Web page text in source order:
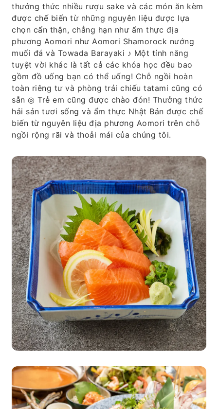
thưởng thức nhiều rượu sake và các món ăn kèm
được chế biến từ những nguyên liệu được lựa
chọn cẩn thận, chẳng hạn như ẩm thực địa
phương Aomori như Aomori Shamorock nướng
muối đá và Towada Barayaki ♪ Một tính năng
tuyệt vời khác là tất cả các khóa học đều bao
gồm đồ uống bạn có thể uống! Chỗ ngồi hoàn
toàn riêng tư và phòng trải chiếu tatami cũng có
sẵn ◎ Trẻ em cũng được chào đón! Thưởng thức
hải sản tươi sống và ẩm thực Nhật Bản được chế
biến từ nguyên liệu địa phương Aomori trên chỗ
ngồi rộng rãi và thoải mái của chúng tôi.